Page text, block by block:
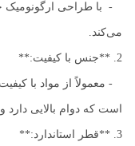
- با طراحی ارگونومیک
می‌کند.
2. **جنس با کیفیت:**
- معمولاً از مواد با
است که دوام بالایی
3. **قطر استاندارد:**